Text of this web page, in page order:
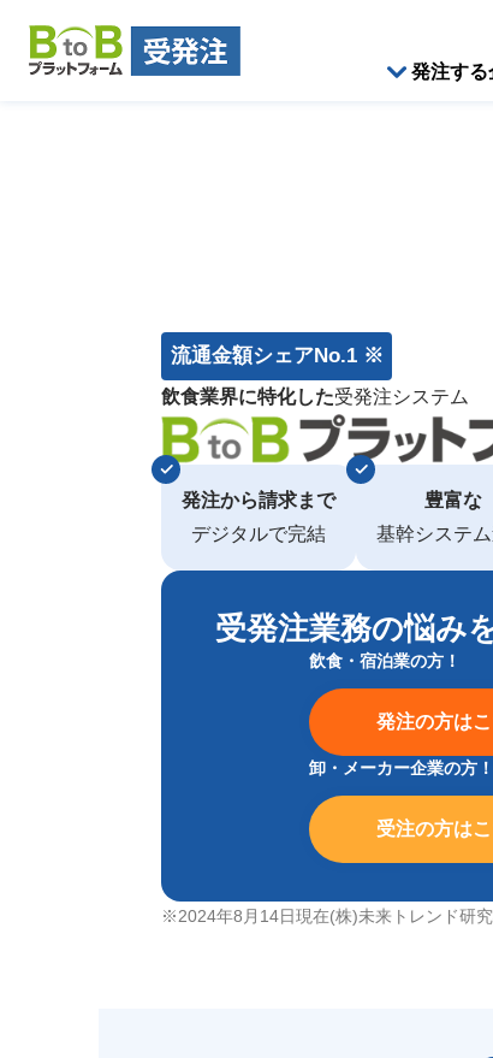
発注する
流通金額シェアNo.1 ※
飲食業界に特化した受発注システム
発注から請求まで
デジタルで完結
豊富な
基幹システ
受発注業務の悩み
飲食・宿泊業の方！
発注の方は
卸・メーカー企業の方！
受注の方は
※2024年8月14日現在(株)未来トレンド研